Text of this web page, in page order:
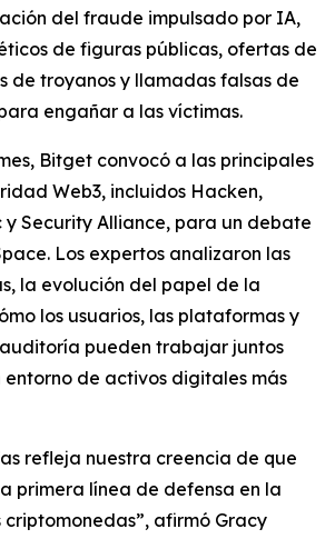
del fraude impulsado por IA,
de figuras públicas, ofertas de
de troyanos y llamadas falsas de
engañar a las víctimas.
Bitget convocó a las principales
Web3, incluidos Hacken,
y Security Alliance, para un debate
Los expertos analizaron las
la evolución del papel de la
los usuarios, las plataformas y
pueden trabajar juntos
entorno de activos digitales más
refleja nuestra creencia de que
primera línea de defensa en la
afirmó Gracy